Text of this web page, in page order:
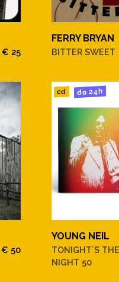
€ 25
FERRY BRYAN
BITTER SWEET
€ 50
cd do 24h
YOUNG NEIL
TONIGHT´S THE
NIGHT 50